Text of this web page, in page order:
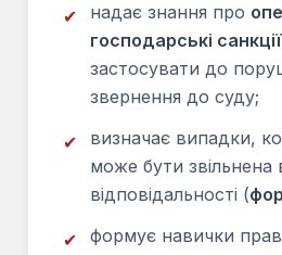
✔ надає знання про
господарські санкції
застосувати до
звернення до суду;
✔
визначає випадки,
може бути звільнена
відповідальності (
✔
формує навички